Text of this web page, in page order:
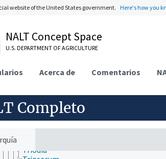
website of the United States government. Here's how you
NALT Concept Space
U.S. DEPARTMENT OF AGRICULTURE
Acerca de Comentarios
Completo
Sorghum (Poaceae)
Stenotaphrum
Stipa
Taeniatherum
Thinopyrum
Thysanolaena
Trachypogon
Tragus
Tribolium (Poaceae)
Triodia